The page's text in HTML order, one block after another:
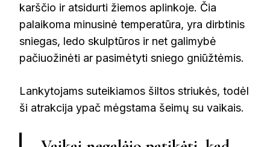
karščio ir atsidurti žiemos aplinkoje. Čia
palaikoma minusinė temperatūra, yra dirbtinis
sniegas, ledo skulptūros ir net galimybė
pačiuožinėti ar pasimėtyti sniego gniūžtėmis.
Lankytojams suteikiamos šiltos striukės, todėl
ši atrakcija ypač mėgstama šeimų su vaikais.